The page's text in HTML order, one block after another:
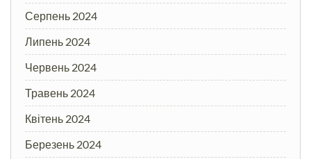
Серпень 2024
Липень 2024
Червень 2024
Травень 2024
Квітень 2024
Березень 2024